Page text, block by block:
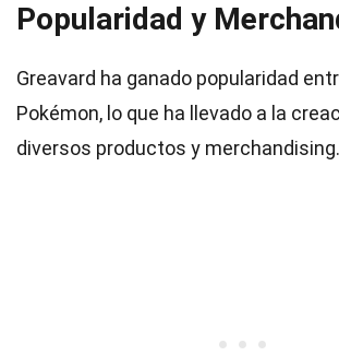
Popularidad y
Greavard ha ganado popularidad
Pokémon, lo que ha llevado a la
diversos productos y merchandising.